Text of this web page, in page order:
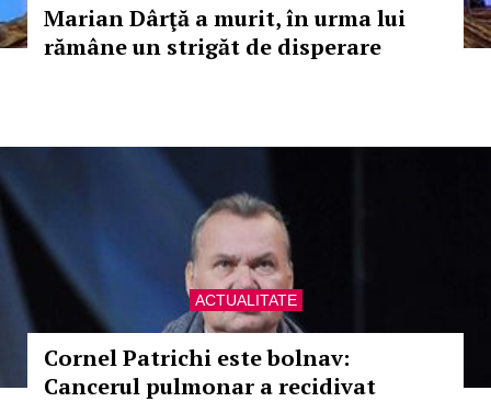
Marian Dârţă a murit, în urma lui
rămâne un strigăt de disperare
ACTUALITATE
Cornel Patrichi este bolnav:
Cancerul pulmonar a recidivat